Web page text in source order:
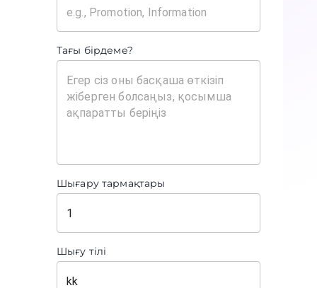
Тағы бірдеме?
Шығару тармақтары
Шығу тілі